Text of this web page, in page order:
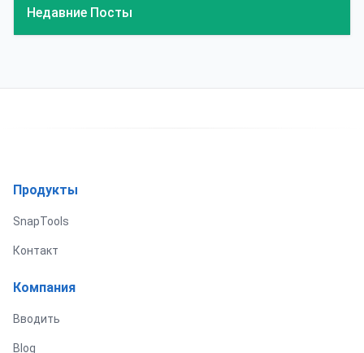
Недавние Посты
Продукты
SnapTools
Контакт
Компания
Вводить
Blog